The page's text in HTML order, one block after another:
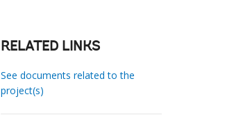
RELATED LINKS
See documents related to the
project(s)